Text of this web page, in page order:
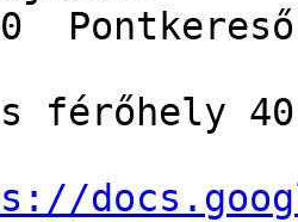
férőhely